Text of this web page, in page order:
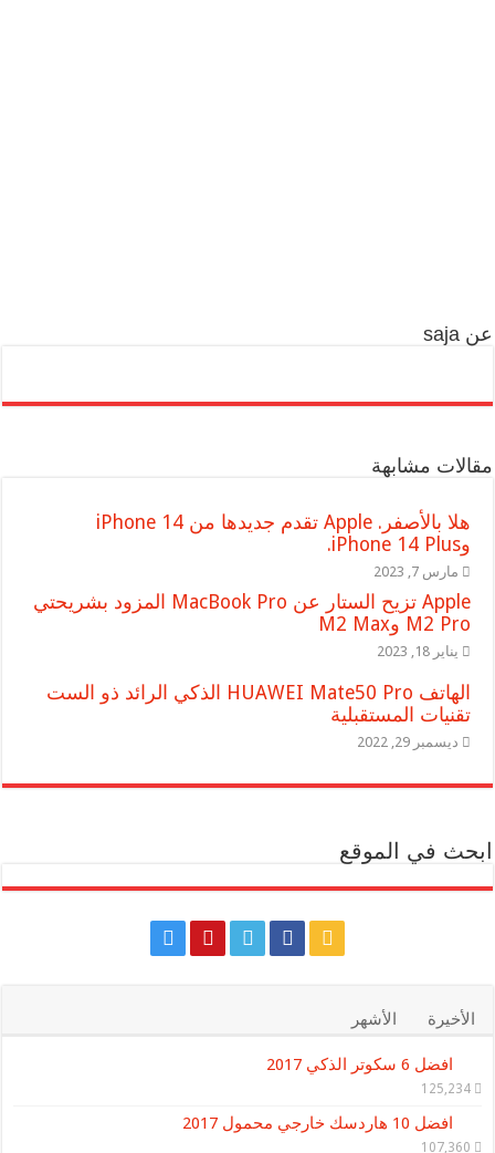
عن saja
مقالات مشابهة
هلا بالأصفر. Apple تقدم جديدها من iPhone 14
وiPhone 14 Plus.
مارس 7, 2023
Apple تزيح الستار عن MacBook Pro المزود بشريحتي
M2 Pro وM2 Max
يناير 18, 2023
الهاتف HUAWEI Mate50 Pro الذكي الرائد ذو الست
تقنيات المستقبلية
ديسمبر 29, 2022
ابحث في الموقع
الأخيرة الأشهر
افضل 6 سكوتر الذكي 2017
125,234
افضل 10 هاردسك خارجي محمول 2017
107,360